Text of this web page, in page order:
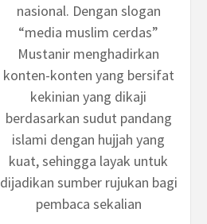
nasional. Dengan slogan
“media muslim cerdas”
Mustanir menghadirkan
konten-konten yang bersifat
kekinian yang dikaji
berdasarkan sudut pandang
islami dengan hujjah yang
kuat, sehingga layak untuk
dijadikan sumber rujukan bagi
pembaca sekalian